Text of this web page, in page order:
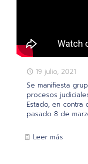
19 julio, 2021
Se manifiesta
procesos
Estado, en
pasado 8 de
Leer más